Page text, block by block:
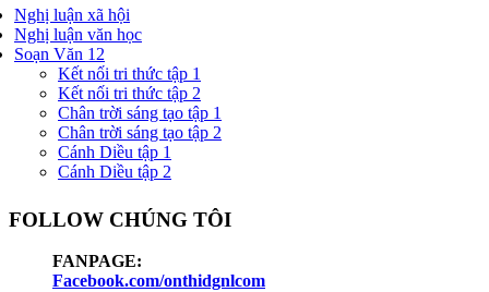
Nghị luận xã hội
Nghị luận văn học
Soạn Văn 12
Kết nối tri thức tập 1
Kết nối tri thức tập 2
Chân trời sáng tạo tập 1
Chân trời sáng tạo tập 2
Cánh Diều tập 1
Cánh Diều tập 2
FOLLOW CHÚNG TÔI
FANPAGE:
Facebook.com/onthidgnlcom